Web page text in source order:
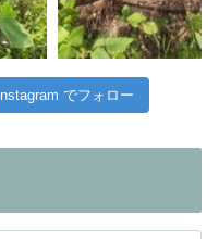
Instagram でフォロー